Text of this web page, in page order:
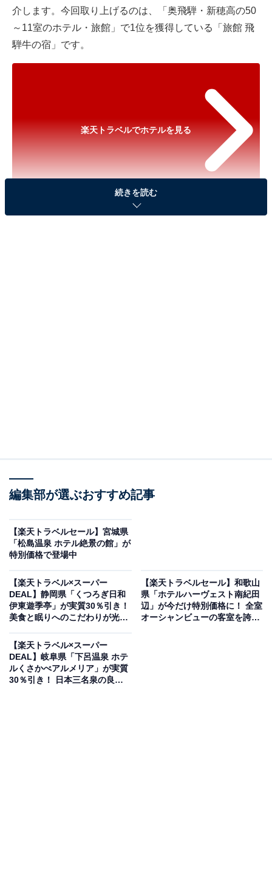
介します。今回取り上げるのは、「奥飛騨・新穂高の50
～11室のホテル・旅館」で1位を獲得している「旅館 飛
騨牛の宿」です。
楽天トラベルでホテルを見る
※以下のセール情報は2026年5月8日17時45分現在のも
旅館 飛騨牛の宿（画像出典：楽天トラベル）
獲得しているのは、「旅館 飛騨牛の宿」です。
楽天トラベルでホテルを見る
続きを読む
編集部が選ぶおすすめ記事
【楽天トラベルセール】宮城県
「松島温泉 ホテル絶景の館」が
特別価格で登場中
【楽天トラベル×スーパー
DEAL】静岡県「くつろぎ日和
伊東遊季亭」が実質30％引き！
美食と眠りへのこだわりが光る
【楽天トラベルセール】和歌山
県「ホテルハーヴェスト南紀田
辺」が今だけ特別価格に！ 全室
オーシャンビューの客室を誇る
【楽天トラベル×スーパー
DEAL】岐阜県「下呂温泉 ホテ
ルくさかべアルメリア」が実質
30％引き！ 日本三名泉の良質